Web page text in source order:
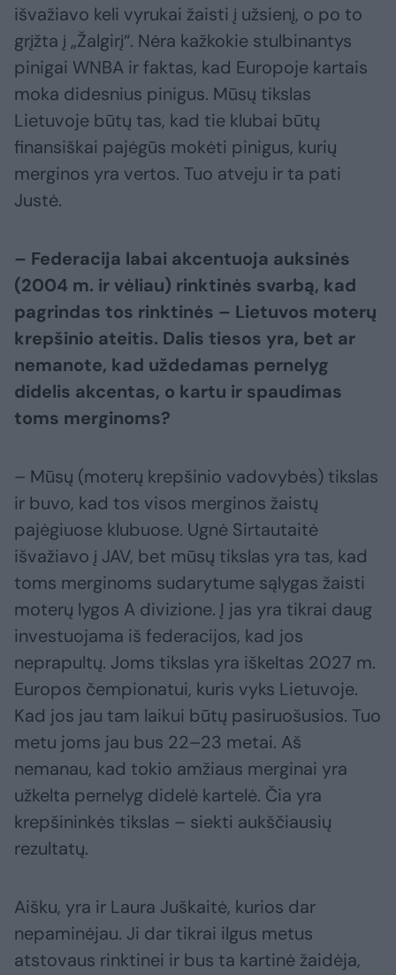
išvažiavo keli vyrukai žaisti į užsienį, o po to
grįžta į „Žalgirį“. Nėra kažkokie stulbinantys
pinigai WNBA ir faktas, kad Europoje kartais
moka didesnius pinigus. Mūsų tikslas
Lietuvoje būtų tas, kad tie klubai būtų
finansiškai pajėgūs mokėti pinigus, kurių
merginos yra vertos. Tuo atveju ir ta pati
Justė.
– Federacija labai akcentuoja auksinės
(2004 m. ir vėliau) rinktinės svarbą, kad
pagrindas tos rinktinės – Lietuvos moterų
krepšinio ateitis. Dalis tiesos yra, bet ar
nemanote, kad uždedamas pernelyg
didelis akcentas, o kartu ir spaudimas
toms merginoms?
– Mūsų (moterų krepšinio vadovybės) tikslas
ir buvo, kad tos visos merginos žaistų
pajėgiuose klubuose. Ugnė Sirtautaitė
išvažiavo į JAV, bet mūsų tikslas yra tas, kad
toms merginoms sudarytume sąlygas žaisti
moterų lygos A divizione. Į jas yra tikrai daug
investuojama iš federacijos, kad jos
neprapultų. Joms tikslas yra iškeltas 2027 m.
Europos čempionatui, kuris vyks Lietuvoje.
Kad jos jau tam laikui būtų pasiruošusios. Tuo
metu joms jau bus 22–23 metai. Aš
nemanau, kad tokio amžiaus merginai yra
užkelta pernelyg didelė kartelė. Čia yra
krepšininkės tikslas – siekti aukščiausių
rezultatų.
Aišku, yra ir Laura Juškaitė, kurios dar
nepaminėjau. Ji dar tikrai ilgus metus
atstovaus rinktinei ir bus ta kartinė žaidėja,